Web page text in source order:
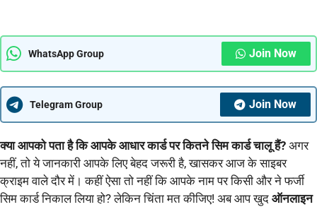
WhatsApp Group Join Now
Telegram Group Join Now
क्या आपको पता है कि आपके आधार कार्ड पर कितने सिम कार्ड चालू हैं? अगर
नहीं, तो ये जानकारी आपके लिए बेहद जरूरी है, खासकर आज के साइबर
क्राइम वाले दौर में। कहीं ऐसा तो नहीं कि आपके नाम पर किसी और ने फर्जी
सिम कार्ड निकाल लिया हो? लेकिन चिंता मत कीजिए! अब आप खुद ऑनलाइन